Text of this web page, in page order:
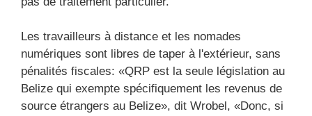
Les travailleurs à distance et les nomades
numériques sont libres de taper à l'extérieur, sans
pénalités fiscales: «QRP est la seule législation au
Belize qui exempte spécifiquement les revenus de
source étrangers au Belize», dit Wrobel, «Donc, si